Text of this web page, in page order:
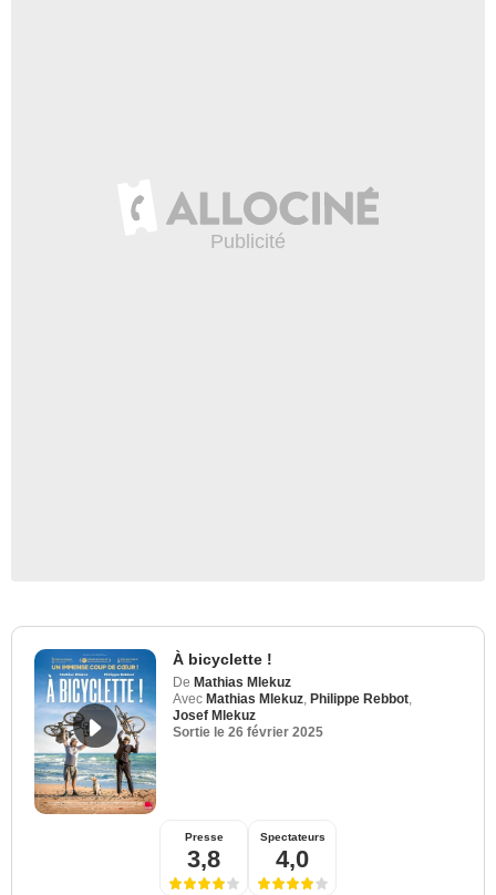
À bicyclette !
De Mathias Mlekuz
Avec Mathias Mlekuz Philippe Rebbot
Josef Mlekuz
Sortie le 26 février 2025
Presse
3,8
Spectateurs
4,0